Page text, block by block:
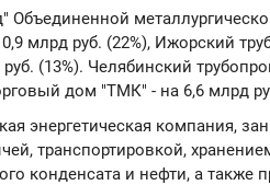
Объединенной
млрд руб. (22%), Ижорский
(13%). Челябинский
дом "ТМК" - на 6,6 млрд
энергетическая компания,
транспортировкой,
конденсата и нефти, а